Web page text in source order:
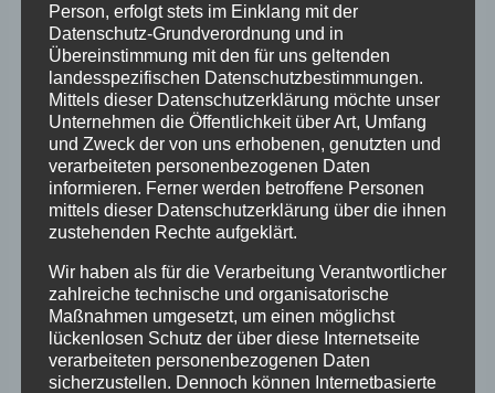
Leitung: Birgit Schönberger, Coach,
Meditationslehrerin, Autorin, arbeitet mit
Coaching-Kund:innen an den Themen: Umgang
mit Stress und Belastungen,
Selbstmanagement, Selbstfürsorge.
Veröffentlichung:
„Zen Power für Frauen. Innere Stärke und
Gelassenheit entwickeln“, O.W. Barth
Verlag/Droemer Knaur GmbH, München, 2021.
Nähere Infos zur Person: www.birgit-
schoenberger.de
Person, erfolgt stets im Einklang mit der
Datenschutz-Grundverordnung und in
Übereinstimmung mit den für uns geltenden
landesspezifischen Datenschutzbestimmungen.
Mittels dieser Datenschutzerklärung möchte unser
Unternehmen die Öffentlichkeit über Art, Umfang
und Zweck der von uns erhobenen, genutzten und
verarbeiteten personenbezogenen Daten
informieren. Ferner werden betroffene Personen
mittels dieser Datenschutzerklärung über die ihnen
zustehenden Rechte aufgeklärt.
Wir haben als für die Verarbeitung Verantwortlicher
zahlreiche technische und organisatorische
Maßnahmen umgesetzt, um einen möglichst
lückenlosen Schutz der über diese Internetseite
verarbeiteten personenbezogenen Daten
sicherzustellen. Dennoch können Internetbasierte